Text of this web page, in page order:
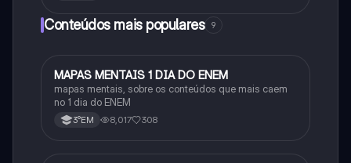
Conteúdos mais populares 9
Português
MAPAS MENTAIS 1 DIA DO ENEM
mapas mentais, sobre os conteúdos que mais caem
no 1 dia do ENEM
3°EM 8,017 308